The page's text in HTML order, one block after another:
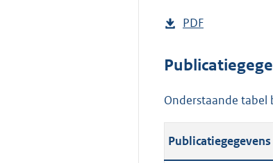
D
w
l
a
PDF
Onderstaande tabel
Publicatiegegevens